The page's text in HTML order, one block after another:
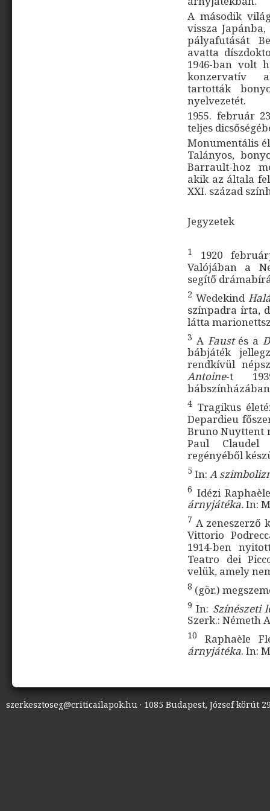
A második
vissza
pályafutását
avatta
1946-ban volt
konzervatív
tartották
nyelvezetét.
1955. február
teljes
Monumentális
Talányos,
Barrault-hoz
akik az általa
XXI. század
Jegyzetek
1
1920
Valójában a
segítő
2Wedekind
színpadra írta,
látta
3 A Faust és a
bábjáték
rendkívül
Antoine-t
4 Tragikus
Depardieu
Bruno Nuyttent
Paul Claudel
regényéből
5 In: A
6 Idézi
árnyjátéka.In:
7 A zeneszerző
Vittorio
1914-ben
Teatro dei
velük, amely
8 (gör.)
9In: Színészeti
Szerk.: Németh
10Raphaèle
árnyjátéka. In:
szerkesztoseg@criticailapok.hu · 1085 Budapest, József körút